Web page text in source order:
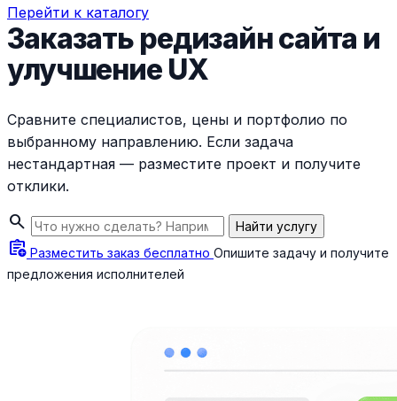
Перейти к каталогу
Заказать редизайн сайта и
улучшение UX
Сравните специалистов, цены и портфолио по
выбранному направлению. Если задача
нестандартная — разместите проект и получите
отклики.
search Найти услугу
assignment_add Разместить заказ бесплатно Опишите задачу и получите
предложения исполнителей